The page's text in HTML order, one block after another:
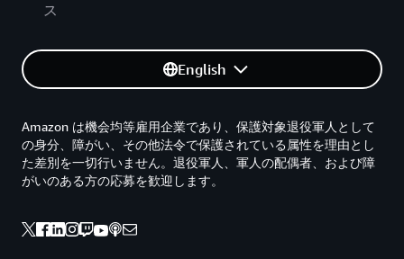
ス
English
Amazon は機会均等雇用企業であり、保護対象退役軍人として
の身分、障がい、その他法令で保護されている属性を理由とし
た差別を一切行いません。退役軍人、軍人の配偶者、および障
がいのある方の応募を歓迎します。